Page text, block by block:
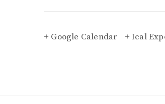
+ Google Calendar + Ical